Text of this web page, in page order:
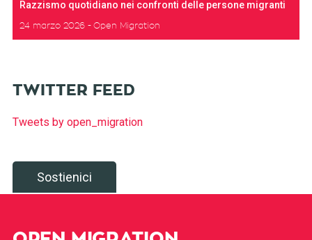
Razzismo quotidiano nei confronti delle persone migranti
24 marzo 2026 Open Migration
TWITTER FEED
Tweets by open_migration
Sostienici